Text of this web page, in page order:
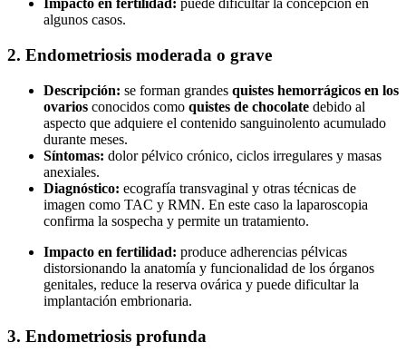
Impacto en fertilidad: puede dificultar la concepción en
algunos casos.
2. Endometriosis moderada o grave
Descripción: se forman grandes quistes hemorrágicos en los
ovarios conocidos como quistes de chocolate debido al
aspecto que adquiere el contenido sanguinolento acumulado
durante meses.
Síntomas: dolor pélvico crónico, ciclos irregulares y masas
anexiales.
Diagnóstico: ecografía transvaginal y otras técnicas de
imagen como TAC y RMN. En este caso la laparoscopia
confirma la sospecha y permite un tratamiento.
Impacto en fertilidad: produce adherencias pélvicas
distorsionando la anatomía y funcionalidad de los órganos
genitales, reduce la reserva ovárica y puede dificultar la
implantación embrionaria.
3. Endometriosis profunda